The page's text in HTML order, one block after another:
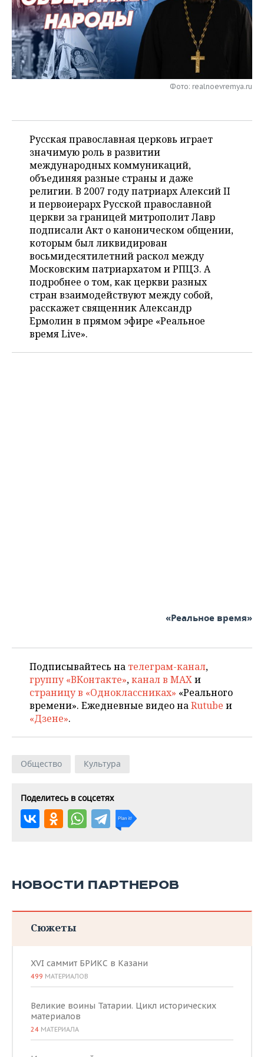
НЕФТЕХИМИЯ
НЕФТЬ
ОПК
РОЗНИЧНАЯ ТОРГОВЛЯ
ТРАНСПОРТ
УСЛУГИ
НОВОСТИ ТЕХНОЛОГИЙ
IT
МЕДИА
МЕРОПРИЯТИЯ
НОВОСТИ МЕРОПРИЯТИЙ
ВЫЕЗДНАЯ РЕДАКЦИЯ
ОТКРЫТАЯ ЛЕКЦИЯ
СПОРТ
НОВОСТИ СПОРТА
БАСКЕТБОЛ
ВОЛЕЙБОЛ
КИБЕРСПОРТ
ФИГУРНОЕ КАТАНИЕ
ВОДНЫЕ ВИДЫ СПОРТА
ХОККЕЙ С МЯЧОМ
ОБЩЕСТВО
ИНФРАСТРУКТУРА
ИСТОРИЯ
КУЛЬТУРА
МЕДИЦИНА
ОБРАЗОВАНИЕ
ПРОИСШЕСТВИЯ
СПРАВОЧНИК
СПИСОК ПЕРСОН
СПИСОК КОМПАНИЙ
ПОЛНАЯ ВЕРСИЯ
Фото: realnoevremya.ru
Русская православная церковь играет
значимую роль в развитии
международных коммуникаций,
объединяя разные страны и даже
религии. В 2007 году патриарх Алексий II
и первоиерарх Русской православной
церкви за границей митрополит Лавр
подписали Акт о каноническом общении,
которым был ликвидирован
восьмидесятилетний раскол между
Московским патриархатом и РПЦЗ. А
подробнее о том, как церкви разных
стран взаимодействуют между собой,
расскажет священник Александр
Ермолин в прямом эфире «Реальное
время Live».
«Реальное время»
Подписывайтесь на телеграм-канал,
группу «ВКонтакте»,канал в MAXи
страницу в «Одноклассниках» «Реального
времени». Ежедневные видео наRutube и
«Дзене».
Общество Культура
Поделитесь в соцсетях
НОВОСТИ ПАРТНЕРОВ
Сюжеты
XVI саммит БРИКС в Казани
499 МАТЕРИАЛОВ
Великие воины Татарии. Цикл исторических
материалов
24 МАТЕРИАЛА